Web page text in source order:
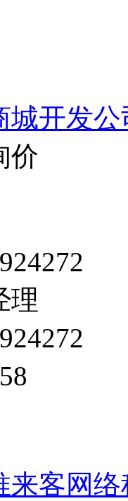
城开发公
价
理
来客网